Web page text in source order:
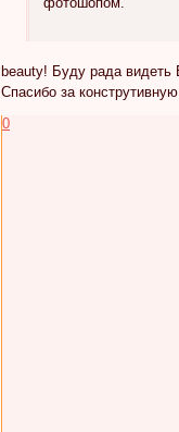
beauty! Буду рада
Спасибо за
0